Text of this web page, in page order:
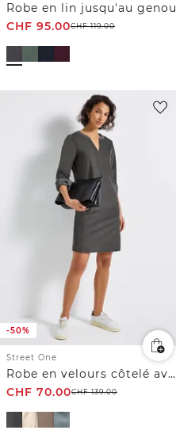
Robe en lin jusqu'au genou
CHF 95.00CHF119.00
-50%
Street One
Robe en velours côtelé avec col fendu
CHF 70.00CHF139.00